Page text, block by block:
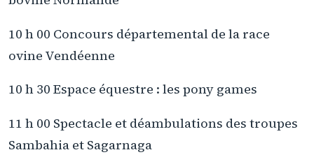
10 h 00 Concours départemental de la race
ovine Vendéenne
10 h 30 Espace équestre : les pony games
11 h 00 Spectacle et déambulations des troupes
Sambahia et Sagarnaga